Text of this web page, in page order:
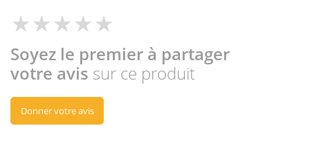
Soyez le premier à partager
votre avis sur ce produit
Donner votre avis